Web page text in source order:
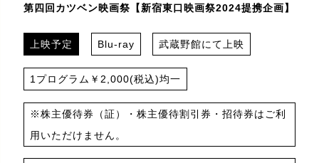
第四回カツベン映画祭【新宿東口映画祭2024提携企画】
上映予定 Blu-ray 武蔵野館にて上映
1プログラム￥2,000(税込)均一
※株主優待券（証）・株主優待割引券・招待券はご利
用いただけません。